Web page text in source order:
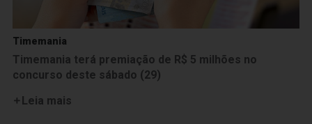
Timemania
Timemania terá premiação de R$ 5 milhões no
concurso deste sábado (29)
Leia mais